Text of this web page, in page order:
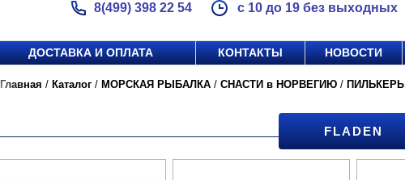
8(499) 398 22 54 с 10 до 19 без выходных
ДОСТАВКА И ОПЛАТА КОНТАКТЫ НОВОСТИ
Главная / Каталог / МОРСКАЯ РЫБАЛКА / СНАСТИ в НОРВЕГИЮ / ПИЛЬКЕРЫ
FLADEN